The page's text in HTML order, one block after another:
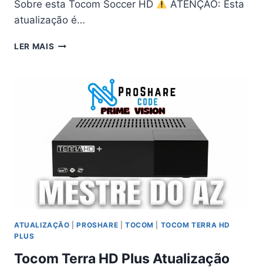
Sobre esta Tocom Soccer HD
ATENÇÃO: Esta
atualização é…
LER MAIS TOCOM
ATUALIZAÇÃO
PROSHARE
02/04/2026
ATUALIZAÇÃO |PROSHARE TOCOM
TOCOM TERRA HD
PLUS
Tocom Terra HD Plus Atualização